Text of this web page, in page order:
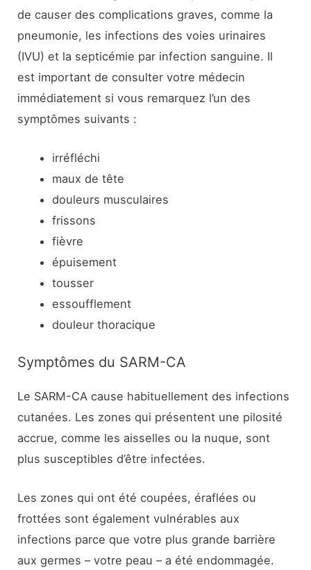
de causer des complications graves, comme la
pneumonie, les infections des voies urinaires
(IVU) et la septicémie par infection sanguine. Il
est important de consulter votre médecin
immédiatement si vous remarquez l’un des
symptômes suivants :
irréfléchi
maux de tête
douleurs musculaires
frissons
fièvre
épuisement
tousser
essoufflement
douleur thoracique
Symptômes du SARM-CA
Le SARM-CA cause habituellement des infections
cutanées. Les zones qui présentent une pilosité
accrue, comme les aisselles ou la nuque, sont
plus susceptibles d’être infectées.
Les zones qui ont été coupées, éraflées ou
frottées sont également vulnérables aux
infections parce que votre plus grande barrière
aux germes – votre peau – a été endommagée.